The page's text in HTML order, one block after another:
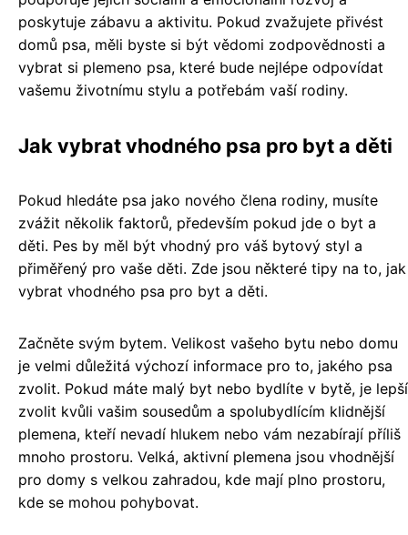
poskytuje zábavu a aktivitu. Pokud zvažujete přivést
domů psa, měli byste si být vědomi zodpovědnosti a
vybrat si plemeno psa, které bude nejlépe odpovídat
vašemu životnímu stylu a potřebám vaší rodiny.
Jak vybrat vhodného psa pro byt a děti
Pokud hledáte psa jako nového člena rodiny, musíte
zvážit několik faktorů, především pokud jde o byt a
děti. Pes by měl být vhodný pro váš bytový styl a
přiměřený pro vaše děti. Zde jsou některé tipy na to, jak
vybrat vhodného psa pro byt a děti.
Začněte svým bytem. Velikost vašeho bytu nebo domu
je velmi důležitá výchozí informace pro to, jakého psa
zvolit. Pokud máte malý byt nebo bydlíte v bytě, je lepší
zvolit kvůli vašim sousedům a spolubydlícím klidnější
plemena, kteří nevadí hlukem nebo vám nezabírají příliš
mnoho prostoru. Velká, aktivní plemena jsou vhodnější
pro domy s velkou zahradou, kde mají plno prostoru,
kde se mohou pohybovat.